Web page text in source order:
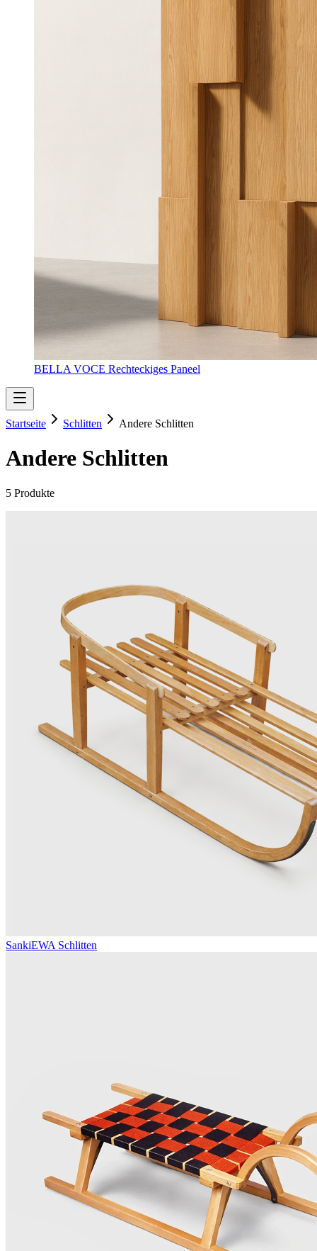
BELLA VOCE Rechteckiges Paneel
Startseite Schlitten Andere Schlitten
Andere Schlitten
5 Produkte
SankiEWA Schlitten